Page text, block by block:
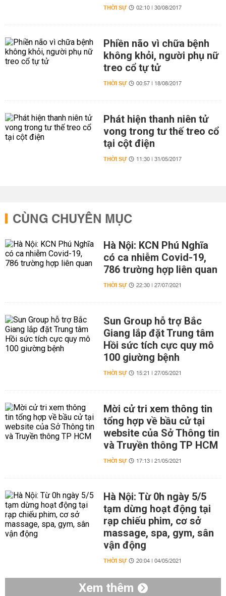
THỜI SỰ 02:10 | 30/08/2017
Phiền não vì chữa bệnh
không khỏi, người phụ nữ
treo cổ tự tử
THỜI SỰ 00:57 | 18/08/2017
Phát hiện thanh niên tử
vong trong tư thế treo cổ
tại cột điện
THỜI SỰ 11:30 | 31/05/2017
CÙNG CHUYÊN MỤC
Hà Nội: KCN Phú Nghĩa
có ca nhiễm Covid-19,
786 trường hợp liên quan
THỜI SỰ 22:30 | 27/07/2021
Sun Group hỗ trợ Bắc
Giang lắp đặt Trung tâm
Hồi sức tích cực quy mô
100 giường bệnh
THỜI SỰ 15:21 | 27/05/2021
Mời cử tri xem thông tin
tổng hợp về bầu cử tại
website của Sở Thông tin
và Truyền thông TP HCM
THỜI SỰ 17:13 | 21/05/2021
Hà Nội: Từ 0h ngày 5/5
tạm dừng hoạt động tại
rạp chiếu phim, cơ sở
massage, spa, gym, sân
vận động
THỜI SỰ 20:04 | 04/05/2021
Xem thêm